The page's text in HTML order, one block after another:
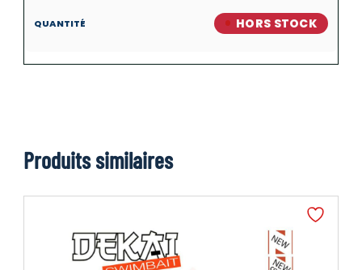
HORS STOCK
Produits similaires